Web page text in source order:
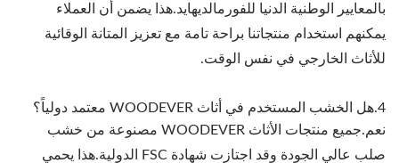
بالمعايير الوطنية الدنيا للفورمالديهايد.هذا يضمن أن العملاء
يمكنهم استخدام منتجاتنا براحة تامة مع تعزيز المتانة الوقائية
للأثاث الخارجي في نفس الوقت.
4.هل الخشب المستخدم في أثاث WOODEVER معتمد دولياً؟
نعم.جميع منتجات الأثاث WOODEVER مصنوعة من خشب
صلب عالي الجودة وقد اجتازت شهادة FSC الدولية.هذا يحمي